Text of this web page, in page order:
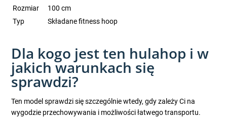
Rozmiar
100 cm
Typ
Składane fitness hoop
Dla kogo jest ten hulahop i w
jakich warunkach się
sprawdzi?
Ten model sprawdzi się szczególnie wtedy, gdy zależy Ci na
wygodzie przechowywania i możliwości łatwego transportu.